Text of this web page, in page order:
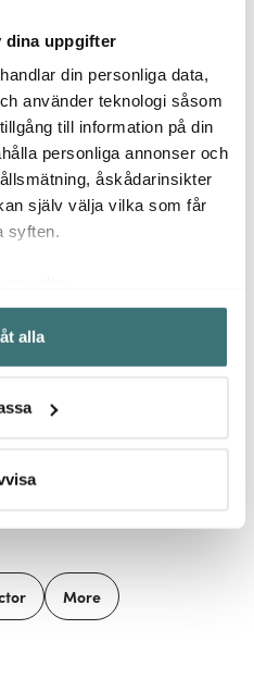
dina uppgifter
din personliga data,
använder teknologi såsom
till information på din
personliga annonser och
åskådarinsikter
själv välja vilka som får
syften.
din geografiska plats som
upp till flera meter
att aktivt skanna den för
uppgifter
ditt samtycke när som
och annonserna
tror att du tycker om. Det
vår trafik och göra
alla
House Doctor
Rustic Skål Grå/Blå 14
cm
67 kr
av våra kunder
More